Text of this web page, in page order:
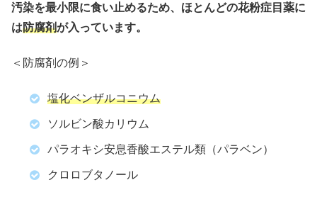
汚染を最小限に食い止めるため、ほとんどの花粉症目薬に
は防腐剤が入っています。
＜防腐剤の例＞
塩化ベンザルコニウム
ソルビン酸カリウム
パラオキシ安息香酸エステル類（パラベン）
クロロブタノール